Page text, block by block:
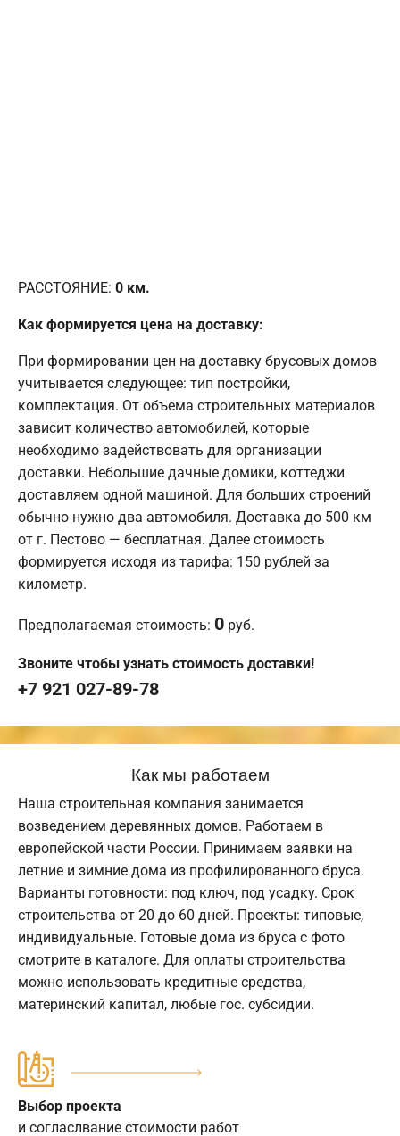
РАССТОЯНИЕ: 0 км.
Как формируется цена на доставку:
При формировании цен на доставку брусовых домов
учитывается следующее: тип постройки,
комплектация. От объема строительных материалов
зависит количество автомобилей, которые
необходимо задействовать для организации
доставки. Небольшие дачные домики, коттеджи
доставляем одной машиной. Для больших строений
обычно нужно два автомобиля. Доставка до 500 км
от г. Пестово — бесплатная. Далее стоимость
формируется исходя из тарифа: 150 рублей за
километр.
Предполагаемая стоимость: 0 руб.
Звоните чтобы узнать стоимость доставки!
+7 921 027-89-78
Как мы работаем
Наша строительная компания занимается
возведением деревянных домов. Работаем в
европейской части России. Принимаем заявки на
летние и зимние дома из профилированного бруса.
Варианты готовности: под ключ, под усадку. Срок
строительства от 20 до 60 дней. Проекты: типовые,
индивидуальные. Готовые дома из бруса с фото
смотрите в каталоге. Для оплаты строительства
можно использовать кредитные средства,
материнский капитал, любые гос. субсидии.
Выбор проекта
и согласлвание стоимости работ